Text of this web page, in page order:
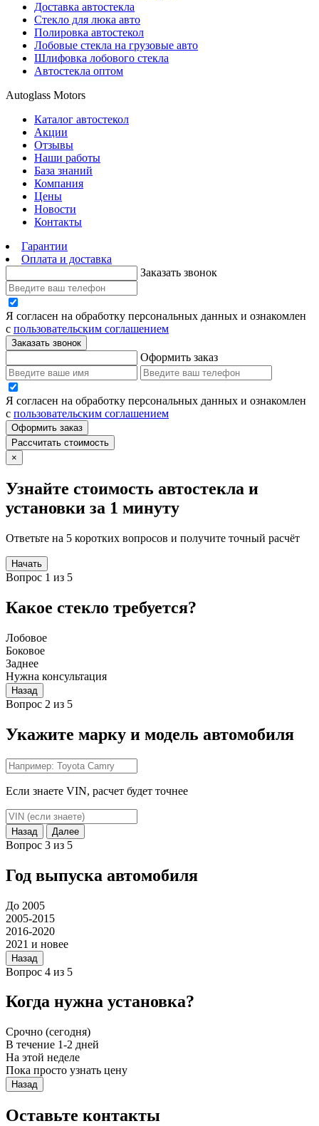
Доставка автостекла
Стекло для люка авто
Полировка автостекол
Лобовые стекла на грузовые авто
Шлифовка лобового стекла
Автостекла оптом
Autoglass Motors
Каталог автостекол
Акции
Отзывы
Наши работы
База знаний
Компания
Цены
Новости
Контакты
Гарантии
Оплата и доставка
Заказать звонок
Я согласен на обработку персональных данных и ознакомлен
с пользовательским соглашением
Заказать звонок
Оформить заказ
Я согласен на обработку персональных данных и ознакомлен
с пользовательским соглашением
Оформить заказ
Рассчитать стоимость
×
Узнайте стоимость автостекла и
установки за 1 минуту
Ответьте на 5 коротких вопросов и получите точный расчёт
Начать
Вопрос 1 из 5
Какое стекло требуется?
Лобовое
Боковое
Заднее
Нужна консультация
Назад
Вопрос 2 из 5
Укажите марку и модель автомобиля
Если знаете VIN, расчет будет точнее
Назад Далее
Вопрос 3 из 5
Год выпуска автомобиля
До 2005
2005-2015
2016-2020
2021 и новее
Назад
Вопрос 4 из 5
Когда нужна установка?
Срочно (сегодня)
В течение 1-2 дней
На этой неделе
Пока просто узнать цену
Назад
Оставьте контакты